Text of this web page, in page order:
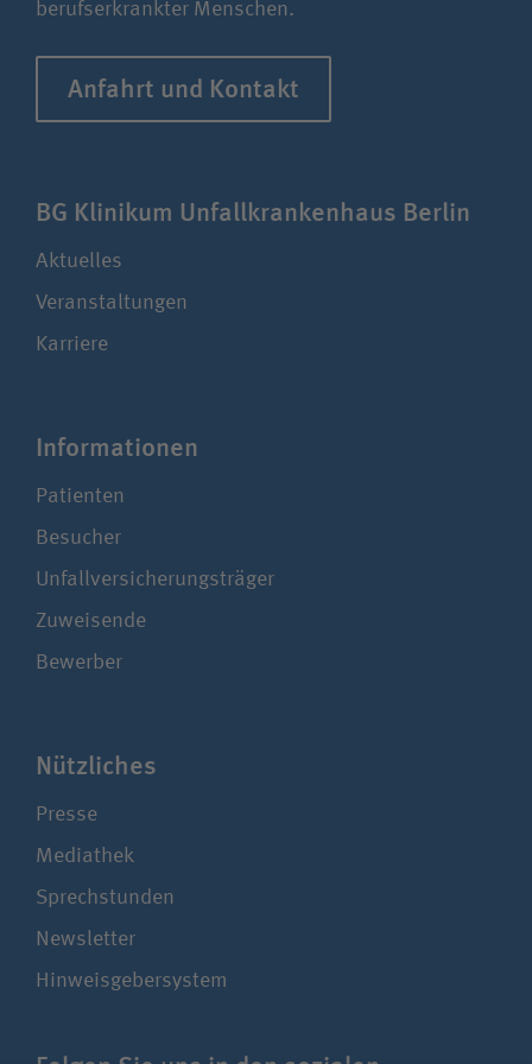
berufserkrankter Menschen.
Anfahrt und Kontakt
BG Klinikum Unfall­kranken­haus Berlin
Aktuelles
Veranstaltungen
Karriere
Infor­ma­ti­onen
Patienten
Besucher
Unfallversicherungsträger
Zuweisende
Bewerber
Nützliches
Presse
Mediathek
Sprechstunden
Newsletter
Hinweisgebersystem